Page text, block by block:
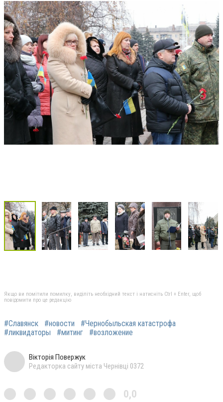
Якщо ви помітили помилку, виділіть необхідний текст і натисніть Ctrl + Enter, щоб
повідомити про це редакцію
#Славянск #новости
#Чернобыльская катастрофа
#ликвидаторы
#митинг #возложение
Вікторія Повержук
Редакторка сайту міста Чернівці 0372
0,0